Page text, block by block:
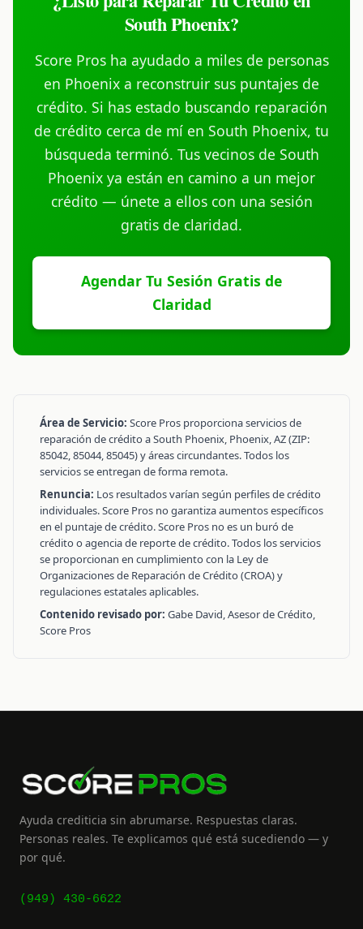
South Phoenix?
Score Pros ha ayudado a miles de personas
en Phoenix a reconstruir sus puntajes de
crédito. Si has estado buscando reparación
de crédito cerca de mí en South Phoenix, tu
búsqueda terminó. Tus vecinos de South
Phoenix ya están en camino a un mejor
crédito — únete a ellos con una sesión
gratis de claridad.
Agendar Tu Sesión Gratis de
Claridad
Área de Servicio: Score Pros proporciona servicios de
reparación de crédito a South Phoenix, Phoenix, AZ (ZIP:
85042, 85044, 85045) y áreas circundantes. Todos los
servicios se entregan de forma remota.
Renuncia: Los resultados varían según perfiles de crédito
individuales. Score Pros no garantiza aumentos específicos
en el puntaje de crédito. Score Pros no es un buró de
crédito o agencia de reporte de crédito. Todos los servicios
se proporcionan en cumplimiento con la Ley de
Organizaciones de Reparación de Crédito (CROA) y
regulaciones estatales aplicables.
Contenido revisado por: Gabe David, Asesor de Crédito,
Score Pros
Ayuda crediticia sin abrumarse. Respuestas claras.
Personas reales. Te explicamos qué está sucediendo — y
por qué.
(949) 430-6622